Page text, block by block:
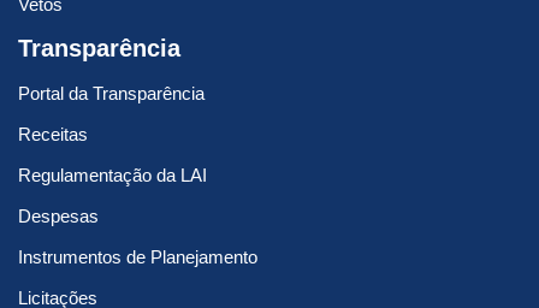
Vetos
Transparência
Portal da Transparência
Receitas
Regulamentação da LAI
Despesas
Instrumentos de Planejamento
Licitações